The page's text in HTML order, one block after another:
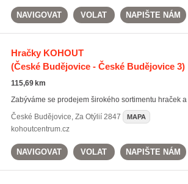
NAVIGOVAT VOLAT NAPIŠTE NÁM
Hračky KOHOUT
(České Budějovice - České Budějovice 3)
115,69 km
Zabýváme se prodejem širokého sortimentu hraček
České Budějovice, Za Otýlií 2847 MAPA
kohoutcentrum.cz
NAVIGOVAT VOLAT NAPIŠTE NÁM